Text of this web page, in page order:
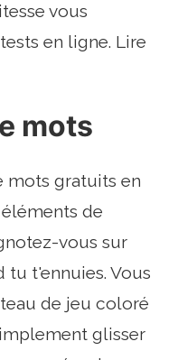
vous
en ligne. Lire
mots
mots gratuits en
de
vous sur
tu t'ennuies. Vous
de jeu coloré
glisser